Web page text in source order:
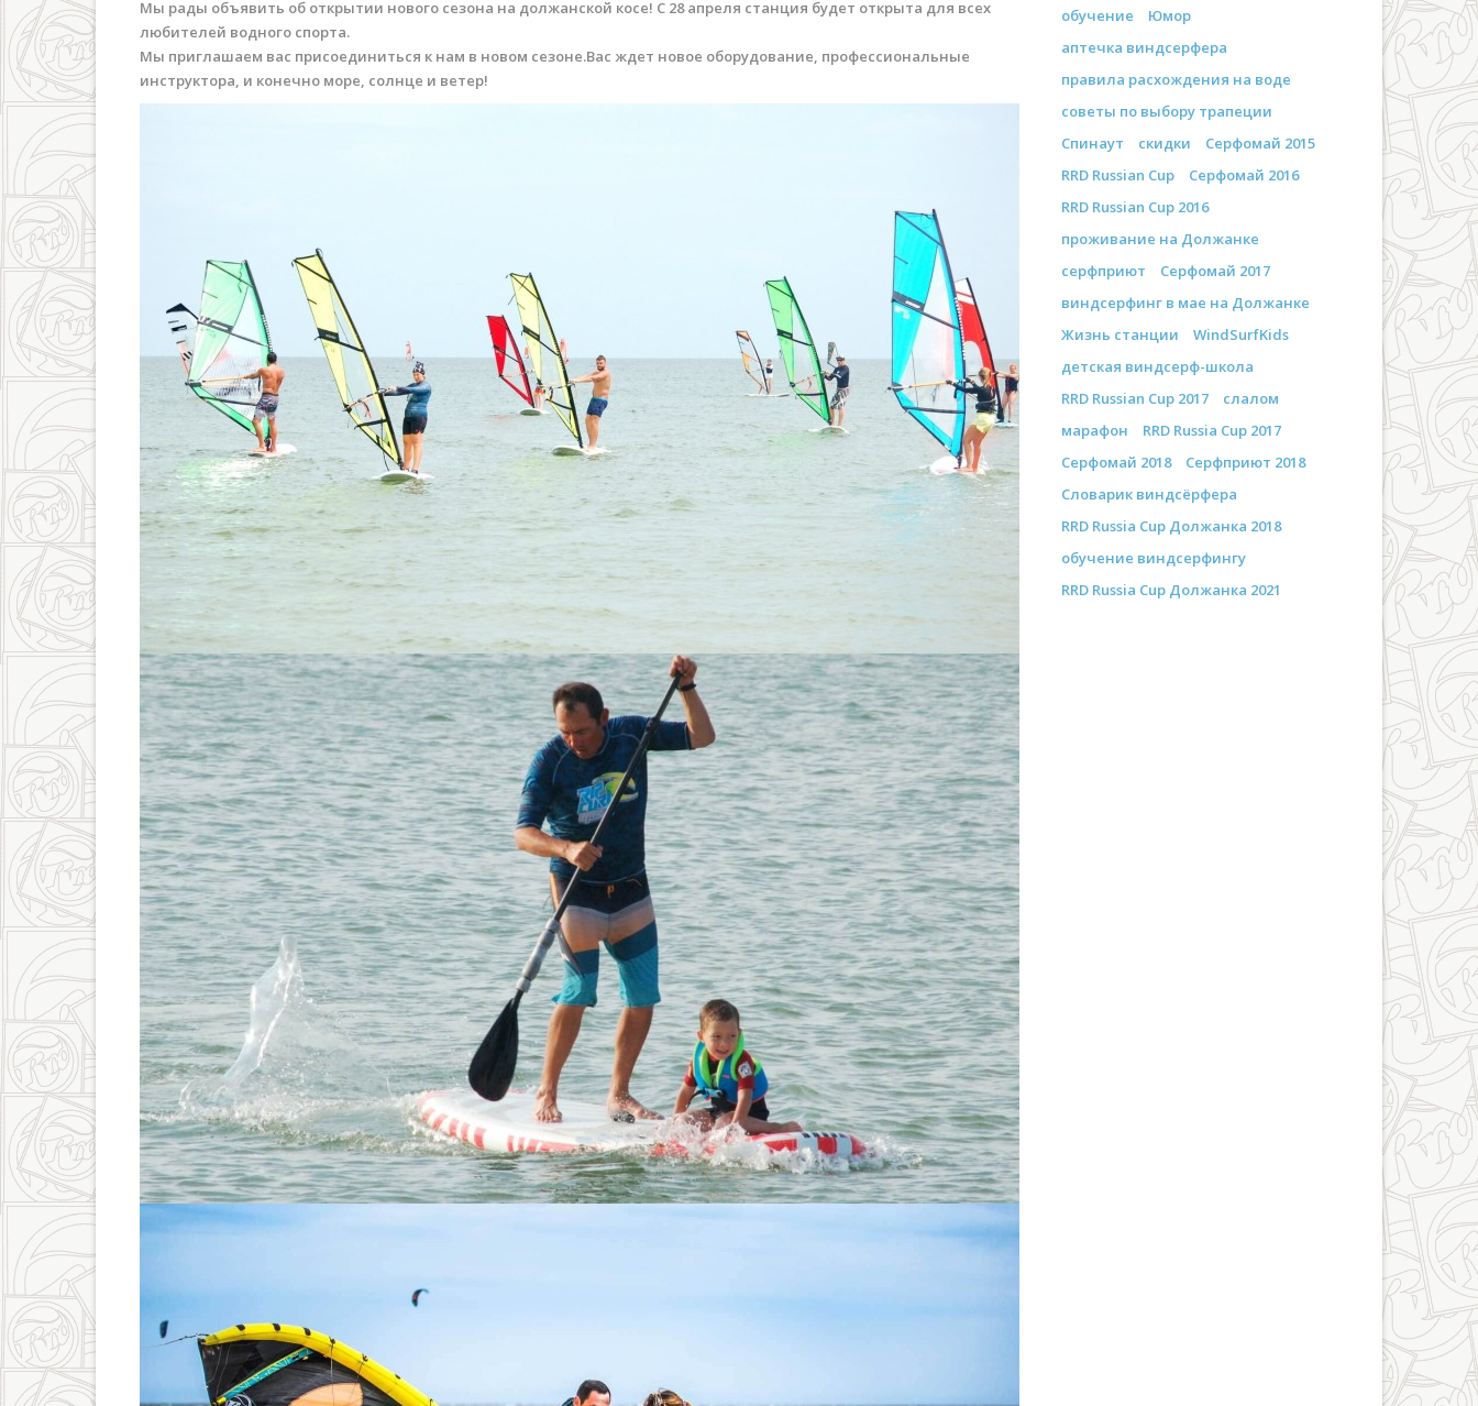
Мы рады объявить об открытии нового сезона на должанской косе! С 28 апреля станция будет открыта для всех
любителей водного спорта.
Мы приглашаем вас присоединиться к нам в новом сезоне.Вас ждет новое оборудование, профессиональные
инструктора, и конечно море, солнце и ветер!
обучение
Юмор
аптечка виндсерфера
правила расхождения на воде
советы по выбору трапеции
Спинаут
скидки
Серфомай 2015
RRD Russian Cup
Серфомай 2016
RRD Russian Cup 2016
проживание на Должанке
серфприют
Серфомай 2017
виндсерфинг в мае на Должанке
Жизнь станции
WindSurfKids
детская виндсерф-школа
RRD Russian Cup 2017
слалом
марафон
RRD Russia Cup 2017
Серфомай 2018
Серфприют 2018
Словарик виндсёрфера
RRD Russia Cup Должанка 2018
обучение виндсерфингу
RRD Russia Cup Должанка 2021